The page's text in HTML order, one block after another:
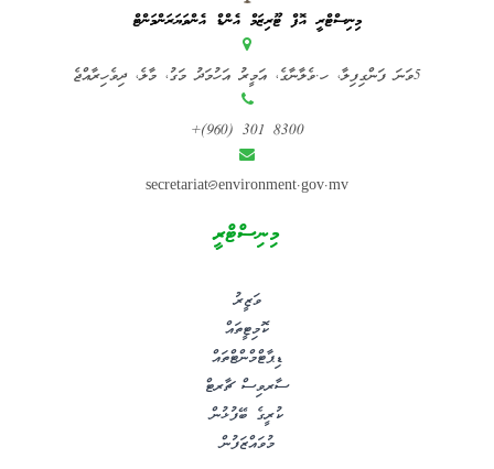
މިނިސްޓްރީ އޮފް ޓޫރިޒަމް އެންޑް އެންވަޔަރަންމަންޓް
5ވަނަ ފަންގިފިލާ، ހ.ވެލާނާގެ، އަމީރު އަހުމަދު މަގު، މާލެ، ދިވެހިރާއްޖެ
+(960) 301 8300
secretariat@environment.gov.mv
މިނިސްޓްރީ
ވަޒީރު
ކޮމިޓީތައް
ޑިޕާޓްމްންޓްތައް
ސާރވިސް ޗާރޓް
ކުރީގެ ބޭފުޅުން
މުވައްޒަފުން